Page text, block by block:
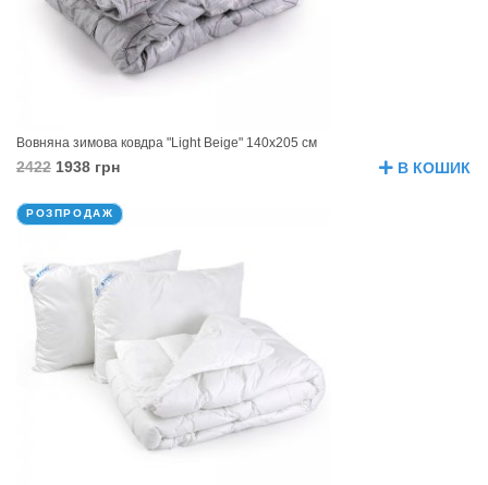
Вовняна зимова ковдра "Light Beige" 140х205 см
2422 1938 грн В КОШИК
РОЗПРОДАЖ